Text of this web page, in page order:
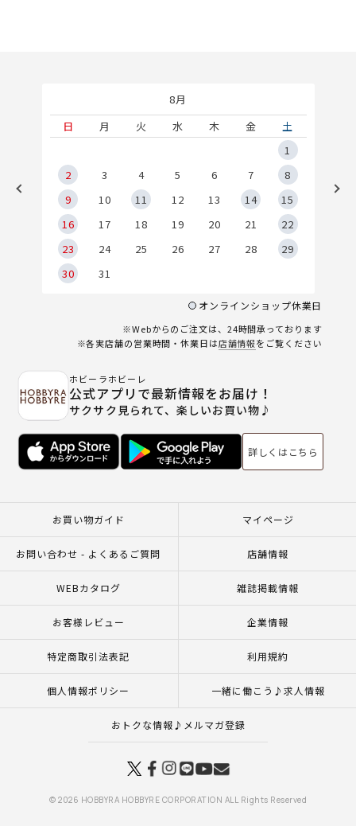
8月
日
月 火 水 木 金
土
1
2
3 4 5 6 7
8
9
10 11 12 13 14
15
16
17 18 19 20 21
22
23
24 25 26 27 28
29
30
31
オンラインショップ休業日
※Webからのご注文は、24時間承っております
※各実店舗の営業時間・休業日は店舗情報をご覧ください
ホビーラホビーレ
公式アプリで最新情報をお届け！
サクサク見られて、楽しいお買い物♪
詳しくはこちら
お買い物ガイド マイページ
お問い合わせ - よくあるご質問 店舗情報
WEBカタログ 雑誌掲載情報
お客様レビュー 企業情報
特定商取引法表記 利用規約
個人情報ポリシー 一緒に働こう♪求人情報
おトクな情報♪メルマガ登録
© 2026 HOBBYRA HOBBYRE CORPORATION ALL Rights Reserved